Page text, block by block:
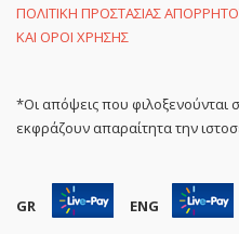
ΠΟΛΙΤΙΚΗ ΠΡΟΣΤΑΣΙΑΣ
ΚΑΙ ΟΡΟΙ ΧΡΗΣΗΣ
*Οι απόψεις που φιλοξενούνται
εκφράζουν απαραίτητα την
GR ENG